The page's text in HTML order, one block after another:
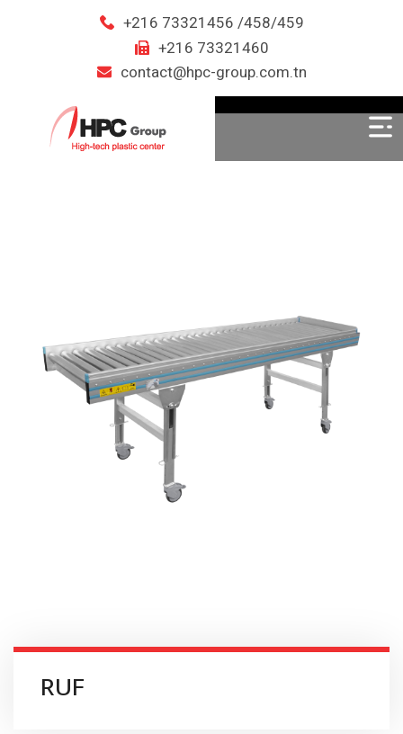
+216 73321456 /458/459
+216 73321460
contact@hpc-group.com.tn
RUF